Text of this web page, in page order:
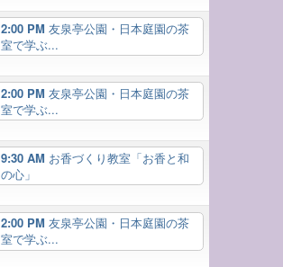
2:00 PM 友泉亭公園・日本庭園の茶
室で学ぶ...
2:00 PM 友泉亭公園・日本庭園の茶
室で学ぶ...
9:30 AM お香づくり教室「お香と和
の心」
2:00 PM 友泉亭公園・日本庭園の茶
室で学ぶ...